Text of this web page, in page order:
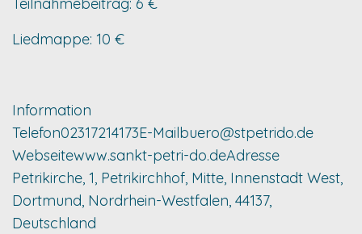
Teilnahmebeitrag: 6 €
Liedmappe: 10 €
Information
Telefon02317214173E-Mailbuero@stpetrido.de
Webseitewww.sankt-petri-do.deAdresse
Petrikirche, 1, Petrikirchhof, Mitte, Innenstadt West,
Dortmund, Nordrhein-Westfalen, 44137,
Deutschland